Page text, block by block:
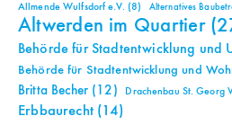
Allmende Wulfsdorf e.V. (8) Alternatives
Altwerden im Quartier
Behörde für Stadtentwicklung und
Behörde für Stadtentwicklung und
Britta Becher(12) Drachenbau St. Georg
Erbbaurecht(14)